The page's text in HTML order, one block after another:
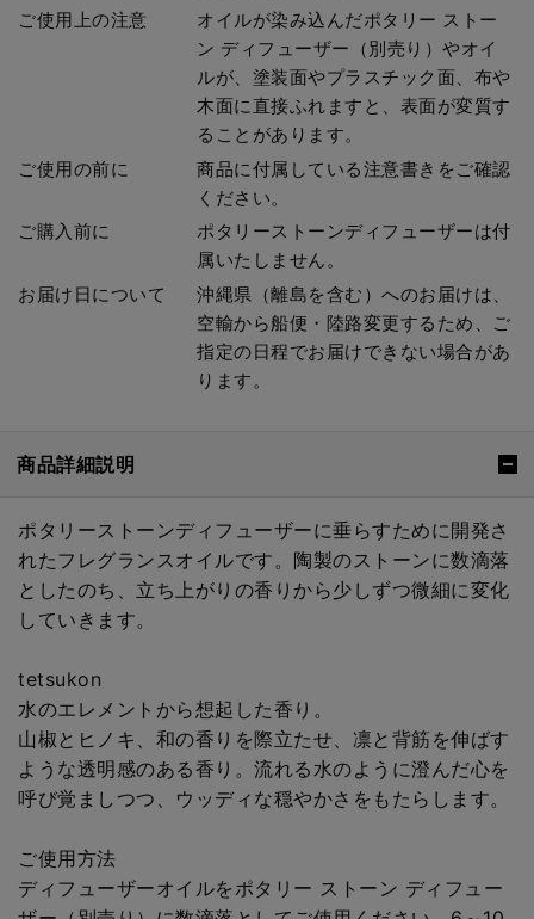
ご使用上の注意
オイルが染み込んだポタリー ストー
ン ディフューザー（別売り）やオイ
ルが、塗装面やプラスチック面、布や
木面に直接ふれますと、表面が変質す
ることがあります。
ご使用の前に
商品に付属している注意書きをご確認
ください。
ご購入前に
ポタリーストーンディフューザーは付
属いたしません。
お届け日について
沖縄県（離島を含む）へのお届けは、
空輸から船便・陸路変更するため、ご
指定の日程でお届けできない場合があ
ります。
商品詳細説明
ポタリーストーンディフューザーに垂らすために開発さ
れたフレグランスオイルです。陶製のストーンに数滴落
としたのち、立ち上がりの香りから少しずつ微細に変化
していきます。
tetsukon
水のエレメントから想起した香り。
山椒とヒノキ、和の香りを際立たせ、凛と背筋を伸ばす
ような透明感のある香り。流れる水のように澄んだ心を
呼び覚ましつつ、ウッディな穏やかさをもたらします。
ご使用方法
ディフューザーオイルをポタリー ストーン ディフュー